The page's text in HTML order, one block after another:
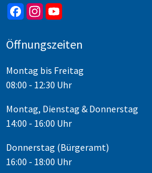
Öffnungszeiten
Montag bis Freitag
08:00 - 12:30 Uhr
Montag, Dienstag & Donnerstag
14:00 - 16:00 Uhr
Donnerstag (Bürgeramt)
16:00 - 18:00 Uhr